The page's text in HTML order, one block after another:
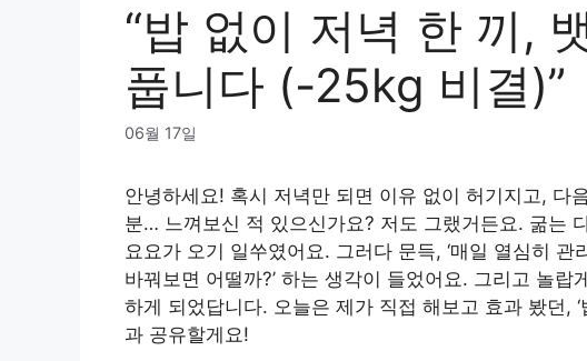
“밥 없이 저녁 한 끼,
풉니다 (-25kg 비결)”
06월 17일
안녕하세요! 혹시 저녁만 되면 이유 없이 허기지고, 다
분… 느껴보신 적 있으신가요? 저도 그랬거든요. 굶는
요요가 오기 일쑤였어요. 그러다 문득, ‘매일 열심히
바꿔보면 어떨까?’ 하는 생각이 들었어요. 그리고 놀
하게 되었답니다. 오늘은 제가 직접 해보고 효과 봤던,
과 공유할게요!